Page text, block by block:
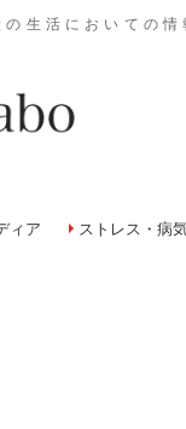
活においての情
ィア ストレス・病